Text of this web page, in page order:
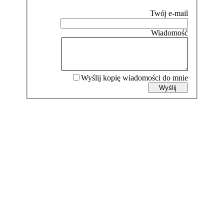
Wiadomość
Wyślij kopię wiadomości do mnie